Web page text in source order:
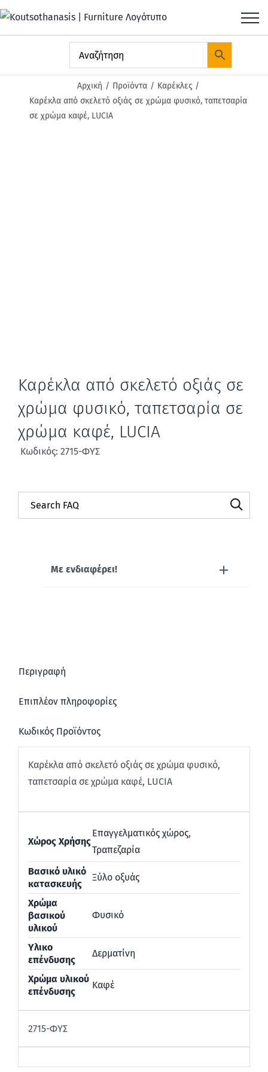
Μετάβαση
στο
Αρχική Προϊόντα
Καρέκλες
Καρέκλα από σκελετό οξιάς σε χρώμα φυσικό, ταπετσαρία
σε χρώμα καφέ, LUCIA
Καρέκλα από σκελετό οξιάς σε
χρώμα φυσικό, ταπετσαρία σε
χρώμα καφέ, LUCIA
Κωδικός: 2715-ΦΥΣ
Με ενδιαφέρει!
Περιγραφή
Επιπλέον πληροφορίες
Κωδικός Προϊόντος
Καρέκλα από σκελετό οξιάς σε χρώμα φυσικό,
ταπετσαρία σε χρώμα καφέ, LUCIA
Χώρος Χρήσης
Επαγγελματικός χώρος,
Τραπεζαρία
Βασικό υλικό
κατασκευής
Ξύλο οξυάς
Χρώμα
βασικού
υλικού
Φυσικό
Υλικο
επένδυσης
Δερματίνη
Χρώμα υλικού
επένδυσης
Καφέ
2715-ΦΥΣ